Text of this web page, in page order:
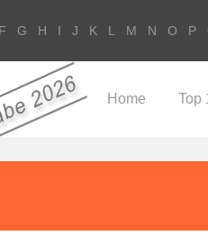
F G H I J K L M N O P
Home Top